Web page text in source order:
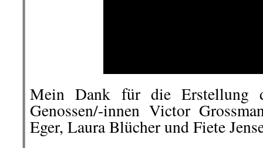
Mein Dank für die Erstellung
Genossen/-innen Victor
Eger, Laura Blücher und Fiete